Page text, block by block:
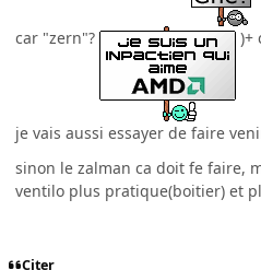
car "zern"? )+
je vais aussi essayer de faire
sinon le zalman ca doit fe faire,
ventilo plus pratique(boitier) et
Citer